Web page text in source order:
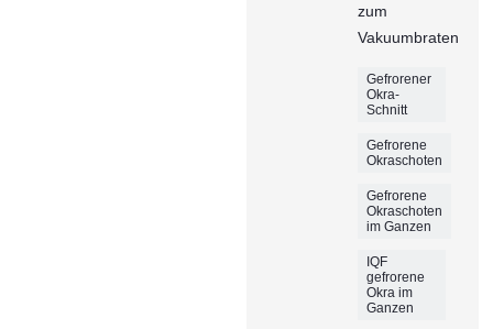
zum
Vakuumbraten
Gefrorener
Okra-
Schnitt
Gefrorene
Okraschoten
Gefrorene
Okraschoten
im Ganzen
IQF
gefrorene
Okra im
Ganzen